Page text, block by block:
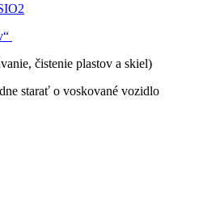
čistenie plastov a skiel)
starať o voskované vozidlo